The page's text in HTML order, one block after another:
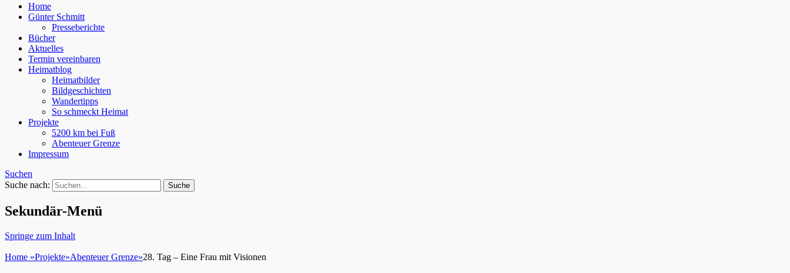
Home
Günter Schmitt
Presseberichte
Bücher
Aktuelles
Termin vereinbaren
Heimatblog
Heimatbilder
Bildgeschichten
Wandertipps
So schmeckt Heimat
Projekte
5200 km bei Fuß
Abenteuer Grenze
Impressum
Suchen
Suche nach:
Sekundär-Menü
Springe zum Inhalt
Home »Projekte»Abenteuer Grenze»28. Tag – Eine Frau mit Visionen